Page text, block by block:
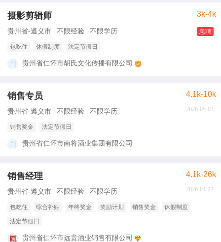
摄影剪辑师 3k-4k
贵州省-遵义市 不限经验 不限学历 急聘
包吃住 休假制度 法定节假日
贵州省仁怀市胡氏文化传播有限公司
销售专员 4.1k-10k
2026-05-03
贵州省-遵义市 不限经验 不限学历
销售奖金 法定节假日
贵州省仁怀市南将酒业集团有限公司
销售经理 4.1k-26k
2026-04-27
贵州省-遵义市 不限经验 不限学历
包吃住 综合补贴 年终奖金 奖励计划 销售奖金 休假制度
法定节假日
贵州省仁怀市远贵酒业销售有限公司